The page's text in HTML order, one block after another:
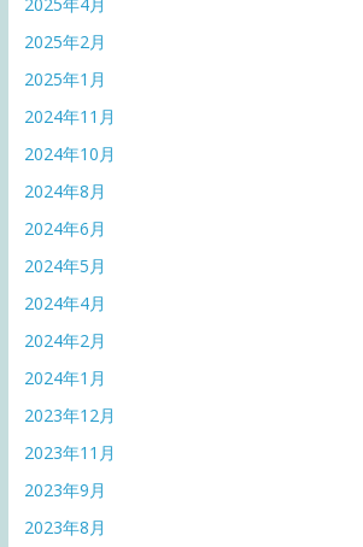
2025年2月
2025年1月
2024年11月
2024年10月
2024年8月
2024年6月
2024年5月
2024年4月
2024年2月
2024年1月
2023年12月
2023年11月
2023年9月
2023年8月